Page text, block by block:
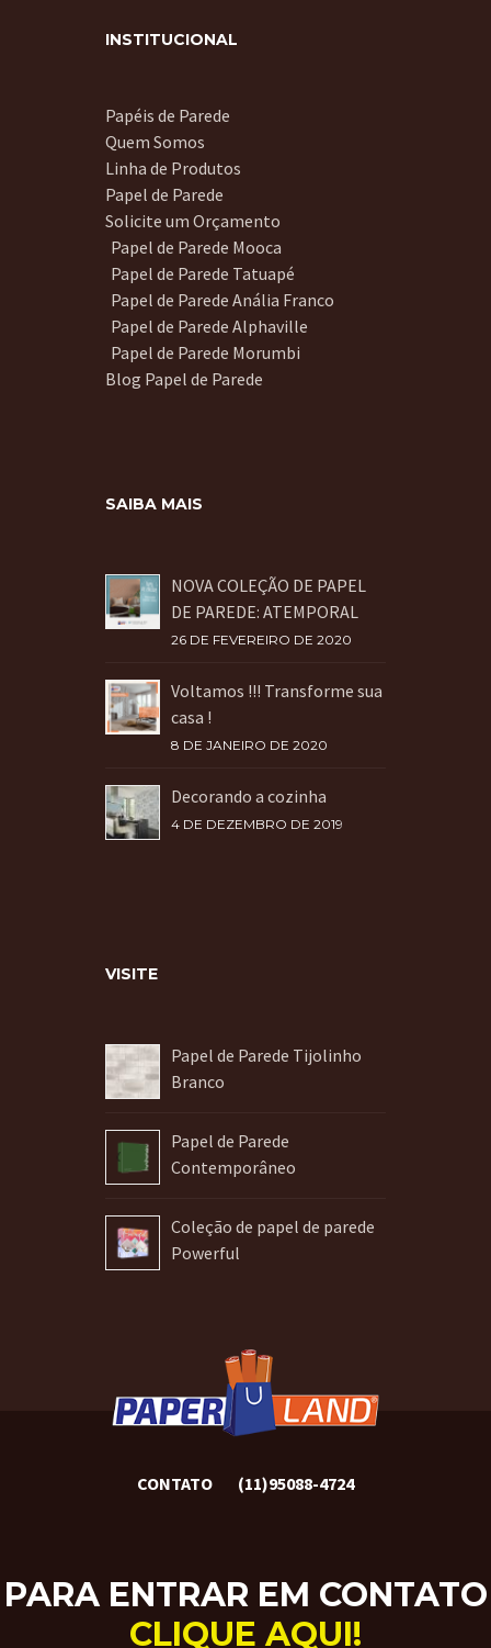
INSTITUCIONAL
Papéis de Parede
Quem Somos
Linha de Produtos
Papel de Parede
Solicite um Orçamento
Papel de Parede Mooca
Papel de Parede Tatuapé
Papel de Parede Anália Franco
Papel de Parede Alphaville
Papel de Parede Morumbi
Blog Papel de Parede
SAIBA MAIS
NOVA COLEÇÃO DE PAPEL
DE PAREDE: ATEMPORAL
26 DE FEVEREIRO DE 2020
Voltamos !!! Transforme sua
casa !
8 DE JANEIRO DE 2020
Decorando a cozinha
4 DE DEZEMBRO DE 2019
VISITE
Papel de Parede Tijolinho
Branco
Papel de Parede
Contemporâneo
Coleção de papel de parede
Powerful
CONTATO (11)95088-4724
PARA ENTRAR EM CONTATO
CLIQUE AQUI!